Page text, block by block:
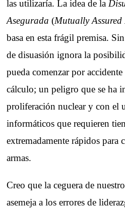
las utilizaría. La idea de la
Asegurada (Mutually
basa en esta frágil premisa.
de disuasión ignora la
pueda comenzar por
cálculo; un peligro que se ha
proliferación nuclear y con el
informáticos que requieren
extremadamente rápidos para
armas.
Creo que la ceguera de
asemeja a los errores de